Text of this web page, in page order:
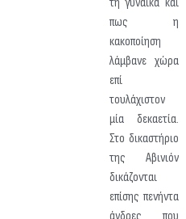
τη γυναίκα και
πως η
κακοποίηση
λάμβανε χώρα
επί
τουλάχιστον
μία δεκαετία.
Στο δικαστήριο
της Αβινιόν
δικάζονται
επίσης πενήντα